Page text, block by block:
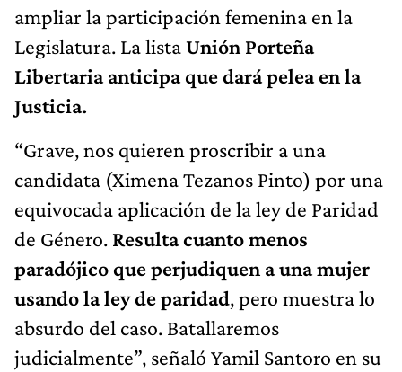
ampliar la participación femenina en la
Legislatura. La listaUnión Porteña
Libertaria anticipa que dará pelea en la
Justicia.
“Grave, nos quieren proscribir a una
candidata (Ximena Tezanos Pinto) por una
equivocada aplicación de la ley de Paridad
de Género. Resulta cuanto menos
paradójico que perjudiquen a una mujer
usando la ley de paridad, pero muestra lo
absurdo del caso. Batallaremos
judicialmente”, señaló Yamil Santoro en su